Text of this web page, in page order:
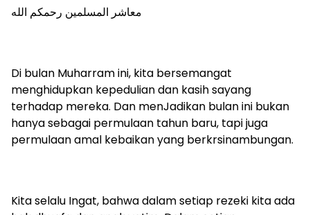
معاشر المسلمين رحمكم الله
Di bulan Muharram ini, kita bersemangat
menghidupkan kepedulian dan kasih sayang
terhadap mereka. Dan menJadikan bulan ini bukan
hanya sebagai permulaan tahun baru, tapi juga
permulaan amal kebaikan yang berkrsinambungan.
Kita selalu Ingat, bahwa dalam setiap rezeki kita ada